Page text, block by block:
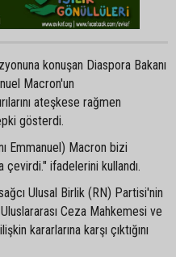
konuşan Diaspora Bakanı
Macron'un
ateşkese rağmen
gösterdi.
Emmanuel) Macron bizi
çevirdi." ifadelerini kullandı.
Ulusal Birlik (RN) Partisi'nin
Ceza Mahkemesi ve
kararlarına karşı çıktığını